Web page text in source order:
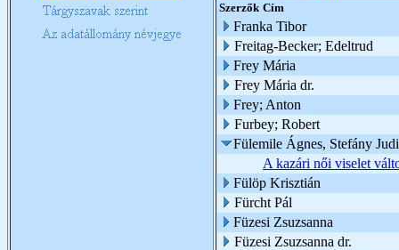
Szerzők Cím
Franka Tibor
Freitag-Becker; Edeltrud
Frey Mária
Frey Mária dr.
Frey; Anton
Furbey; Robert
Fülemile Ágnes, Stefány
A kazári női viselet
Fülöp Krisztián
Fürcht Pál
Füzesi Zsuzsanna
Füzesi Zsuzsanna dr.